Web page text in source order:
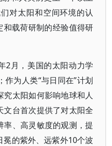
对太阳和空间环境的认
载荷研制的经验值得研
2月，美国的太阳动力学
作为人类“与日同在”计划
太阳如何影响地球和人
台首次提供了对太阳全
率、高灵敏度的观测，提
的紫外、远紫外10个波